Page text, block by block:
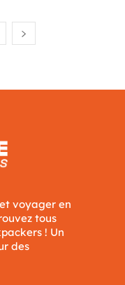
voyager en
tous
! Un
des